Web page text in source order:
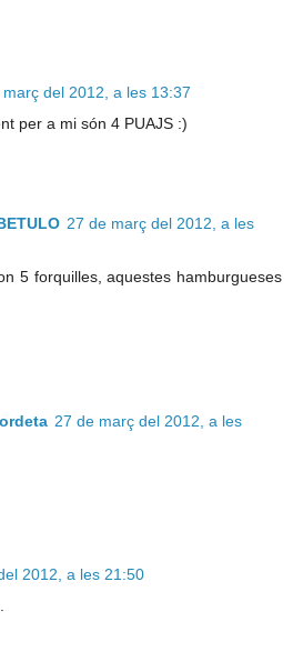
març del 2012, a les 13:37
per a mi són 4 PUAJS :)
27 de març del 2012, a les
5 forquilles, aquestes hamburgueses
27 de març del 2012, a les
2012, a les 21:50